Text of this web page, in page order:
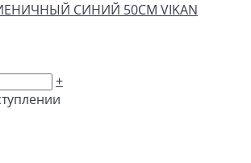
СИНИЙ 50СМ VIKAN
+